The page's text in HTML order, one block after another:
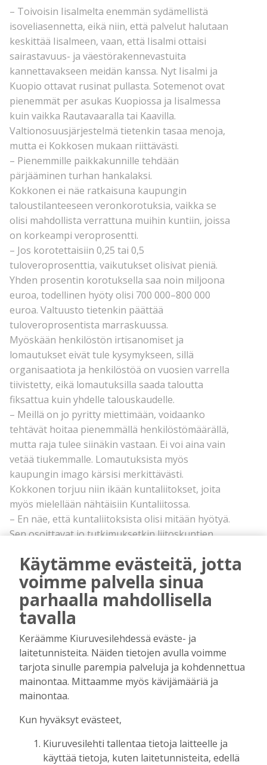
– Toivoisin Iisalmelta enemmän sydämellistä
isoveliasennetta, eikä niin, että palvelut halutaan
keskittää Iisalmeen, vaan, että Iisalmi ottaisi
sairastavuus- ja väestörakennevastuita
kannettavakseen meidän kanssa. Nyt Iisalmi ja
Kuopio ottavat rusinat pullasta. Sotemenot ovat
pienemmät per asukas Kuopiossa ja Iisalmessa
kuin vaikka Rautavaaralla tai Kaavilla.
Valtionosuusjärjestelmä tietenkin tasaa menoja,
mutta ei Kokkosen mukaan riittävästi.
– Pienemmille paikkakunnille tehdään
pärjääminen turhan hankalaksi.
Kokkonen ei näe ratkaisuna kaupungin
taloustilanteeseen veronkorotuksia, vaikka se
olisi mahdollista verrattuna muihin kuntiin, joissa
on korkeampi veroprosentti.
– Jos korotettaisiin 0,25 tai 0,5
tuloveroprosenttia, vaikutukset olisivat pieniä.
Yhden prosentin korotuksella saa noin miljoona
euroa, todellinen hyöty olisi 700 000–800 000
euroa. Valtuusto tietenkin päättää
tuloveroprosentista marraskuussa.
Myöskään henkilöstön irtisanomiset ja
lomautukset eivät tule kysymykseen, sillä
organisaatiota ja henkilöstöä on vuosien varrella
tiivistetty, eikä lomautuksilla saada taloutta
fiksattua kuin yhdelle talouskaudelle.
– Meillä on jo pyritty miettimään, voidaanko
tehtävät hoitaa pienemmällä henkilöstömäärällä,
mutta raja tulee siinäkin vastaan. Ei voi aina vain
vetää tiukemmalle. Lomautuksista myös
kaupungin imago kärsisi merkittävästi.
Kokkonen torjuu niin ikään kuntaliitokset, joita
myös mielellään nähtäisiin Kuntaliitossa.
– En näe, että kuntaliitoksista olisi mitään hyötyä.
Sen osoittavat jo tutkimuksetkin liitoskuntien
mietittäisiin Iisalmen kaupungintalolta käsin, en
usko, että palvelut tulisivat turvatuiksi, kun ei
Iisalmessa tunneta Rytkyn tilannetta. Näen niin,
että yhteistyö on se, millä päästään pitkälle, siitä
hyviä esimerkkejä ovat Ylä-Savon Sote -
kuntayhtymä ja Ylä-Savon ammattiopisto.
Kokkosen mukaan itsenäinen kunta on
ketterämpi ja pystyy tarjoamaan kuntalaisilleen
paremmat palvelut. Mitä lähempänä
päätöksenteko on, sen parempi.
Kokkonen ei olisi muuttamassa myöskään
kunnan tehtäviä.
– Onko kunta enää kunta, jos sillä ei ole kaikkia
tehtäviä? Asettaako se eri kunnat eriarvoiseen
Käytämme evästeitä, jotta
voimme palvella sinua
parhaalla mahdollisella
tavalla
Keräämme Kiuruvesilehdessä eväste- ja
laitetunnisteita. Näiden tietojen avulla voimme
tarjota sinulle parempia palveluja ja kohdennettua
mainontaa. Mittaamme myös kävijämääriä ja
mainontaa.
Kun hyväksyt evästeet,
Kiuruvesilehti tallentaa tietoja laitteelle ja
käyttää tietoja, kuten laitetunnisteita, edellä